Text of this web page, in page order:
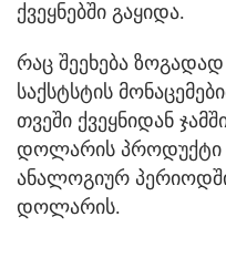
ქვეყნებში გაყიდა.
რაც შეეხება
საქსტსტის
თვეში ქვეყნიდან
დოლარის პროდუქტი
ანალოგიურ
დოლარის.